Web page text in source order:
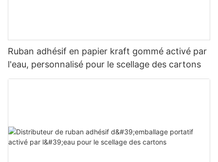
Ruban adhésif en papier kraft gommé activé par
l'eau, personnalisé pour le scellage des cartons